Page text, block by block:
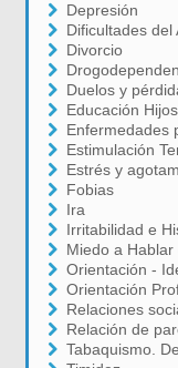
Depresión
Dificultades del
Divorcio
Duelos y
Educación Hijos
Enfermedades
Estimulación
Estrés y
Fobias
Ira
Irritabilidad e
Miedo a Hablar
Orientación -
Orientación
Relaciones
Relación de
Tabaquismo.